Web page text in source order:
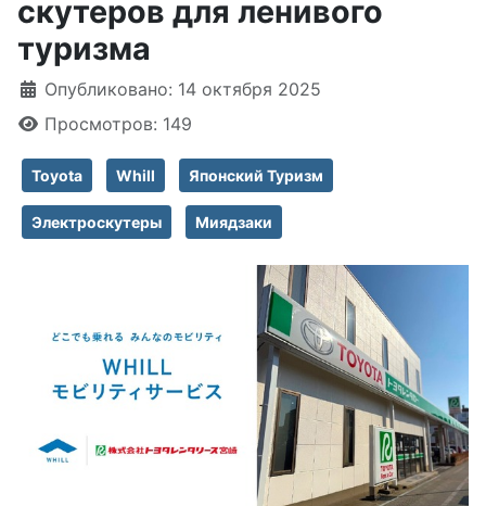
скутеров для ленивого
туризма
Информация о материале
Опубликовано: 14 октября 2025
Просмотров: 149
Toyota Whill Японский Туризм
Электроскутеры Миядзаки